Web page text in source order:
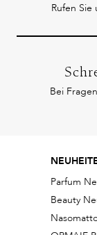
Rufen
Bei
Parfum
Beauty